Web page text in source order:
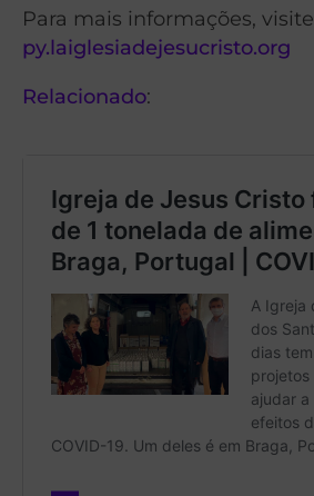
Para mais informações, visite
py.laiglesiadejesucristo.org
Relacionado: